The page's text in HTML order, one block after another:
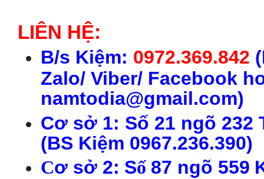
LIÊN HỆ:
B/s Kiệm: 0972.369.842 (
Zalo/ Viber/ Facebook
namtodia@gmail.com)
Cơ sở 1: Số 21 ngõ 232
(BS Kiệm 0967.236.390)
Cơ sở 2: Số 87 ngõ 559